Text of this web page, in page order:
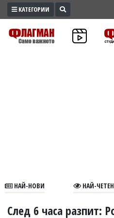
ПРОМО
ЗОНА
В
КАТЕГОРИИ
НАЙ-НОВИ НАЙ-
След 6 часа разпит: